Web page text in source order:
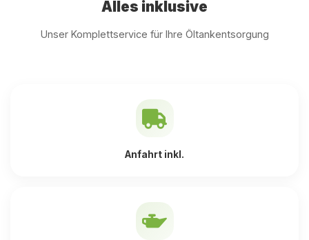
Alles inklusive
Unser Komplettservice für Ihre Öltankentsorgung
Anfahrt inkl.